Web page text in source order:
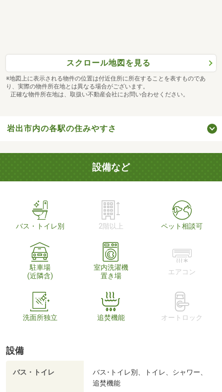
スクロール地図を見る
※地図上に表示される物件の位置は付近住所に所在することを表すものであ
り、実際の物件所在地とは異なる場合がございます。
正確な物件所在地は、取扱い不動産会社にお問い合わせください。
岩出市内の各駅の住みやすさ
設備など
バス・トイレ別 2階以上 ペット相談可
駐車場
(近隣含)
室内洗濯機
置き場
エアコン
洗面所独立 追焚機能 オートロック
設備
バス・トイレ
バス･トイレ別、トイレ、シャワー、
追焚機能